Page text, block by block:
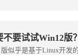
要试试Win12版？
似乎是基于Linux开发